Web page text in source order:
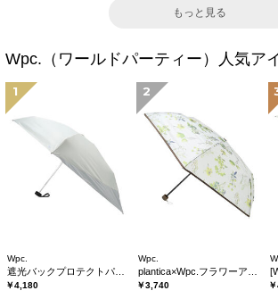
もっと見る
Wpc.（ワールドパーティー）人気ア
1
Wpc.
￥4,180
2
Wpc.
￥3,740